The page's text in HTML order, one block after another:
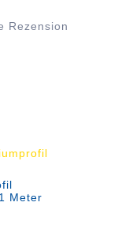
Rezension
Meter